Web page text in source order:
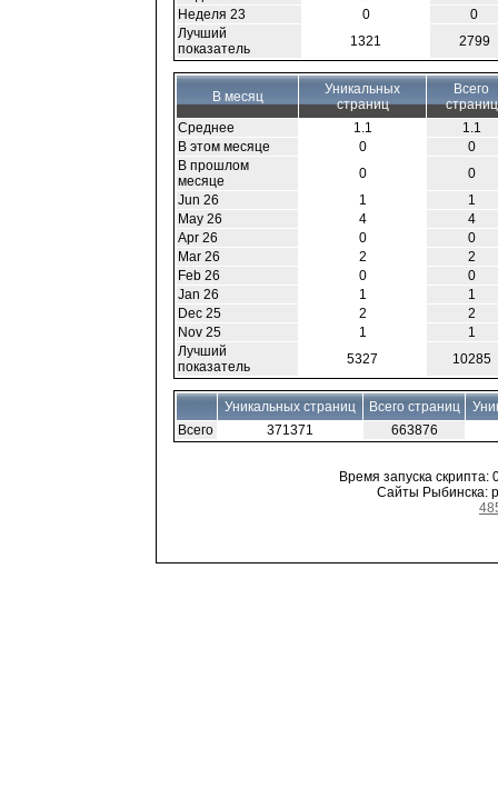
Неделя 23
0
0
Лучший
показатель
1321 2799
В месяц
Уникальных
страниц
Всего
страниц
Среднее
1.1
1.1
В этом месяце
0
0
В прошлом
месяце
0
0
Jun 26
1
1
May 26
4
4
Apr 26
0
0
Mar 26
2
2
Feb 26
0
0
Jan 26
1
1
Dec 25
2
2
Nov 25
1
1
Лучший
показатель
5327 10285
Уникальных страниц Всего страниц
Всего
371371 663876
Время запуска скрипта:
Сайты Рыбинска: